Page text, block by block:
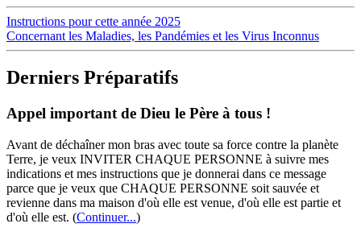
Instructions pour cette année 2025
Concernant les Maladies, les Pandémies et les Virus Inconnus
Derniers Préparatifs
Appel important de Dieu le Père à tous !
Avant de déchaîner mon bras avec toute sa force contre la planète
Terre, je veux INVITER CHAQUE PERSONNE à suivre mes
indications et mes instructions que je donnerai dans ce message
parce que je veux que CHAQUE PERSONNE soit sauvée et
revienne dans ma maison d'où elle est venue, d'où elle est partie et
d'où elle est. (Continuer...)